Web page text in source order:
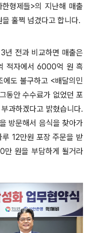
한형제들>의 지난해 매출
을 훌쩍 넘겼다고 합니다.
년 전과 비교하면 매출은
적자에서 6000억 원 흑
에도 불구하고 <배달의민
동안 수수료가 없었던 포
과하겠다고 밝혔습니다.
방문해서 음식을 찾아가
루 12만원 포장 주문을 받
만 원을 부담하게 될거라